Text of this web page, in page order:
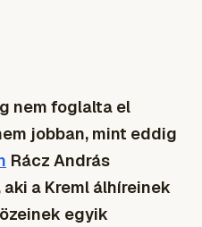
nem foglalta el
jobban, mint eddig
Rácz András
a Kreml álhíreinek
egyik